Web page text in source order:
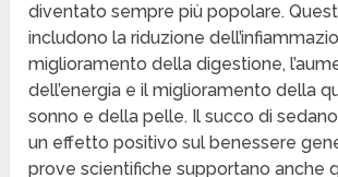
diventato sempre più popolare.
includono la riduzione
miglioramento della digestione,
dell’energia e il miglioramento della
sonno e della pelle. Il succo di
un effetto positivo sul benessere
prove scientifiche supportano anche